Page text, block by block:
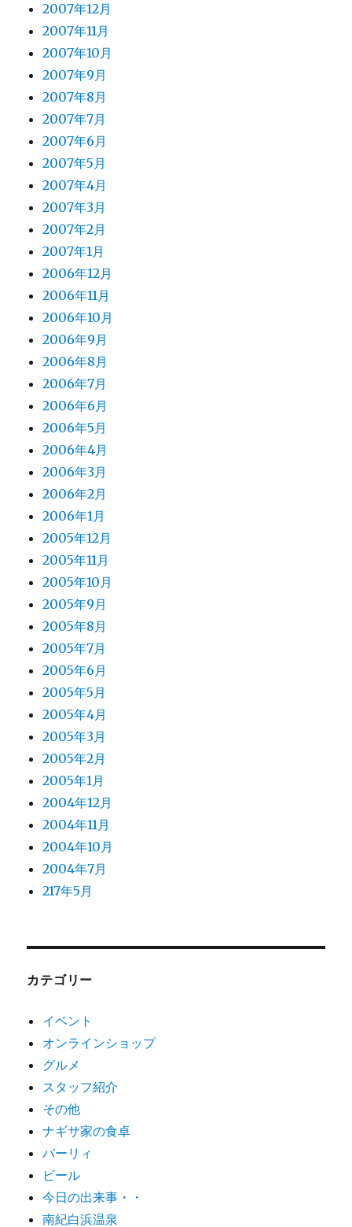
2007年12月
2007年11月
2007年10月
2007年9月
2007年8月
2007年7月
2007年6月
2007年5月
2007年4月
2007年3月
2007年2月
2007年1月
2006年12月
2006年11月
2006年10月
2006年9月
2006年8月
2006年7月
2006年6月
2006年5月
2006年4月
2006年3月
2006年2月
2006年1月
2005年12月
2005年11月
2005年10月
2005年9月
2005年8月
2005年7月
2005年6月
2005年5月
2005年4月
2005年3月
2005年2月
2005年1月
2004年12月
2004年11月
2004年10月
2004年7月
217年5月
カテゴリー
イベント
オンラインショップ
グルメ
スタッフ紹介
その他
ナギサ家の食卓
バーリィ
ビール
今日の出来事・・
南紀白浜温泉